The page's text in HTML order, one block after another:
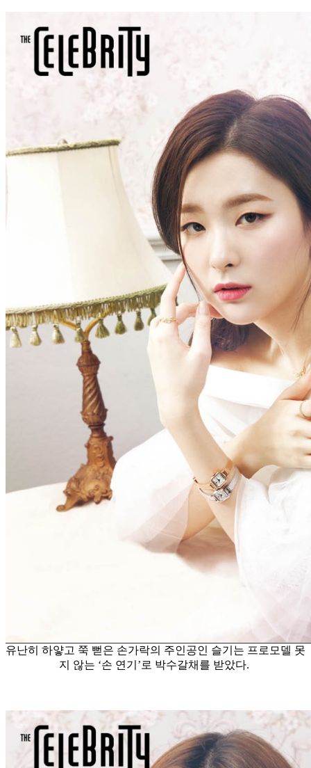
유난히 하얗고 쭉 뻗은 손가락의 주인공인 슬기는 프로모델 못
지 않는 ‘손 연기’로 박수갈채를 받았다.